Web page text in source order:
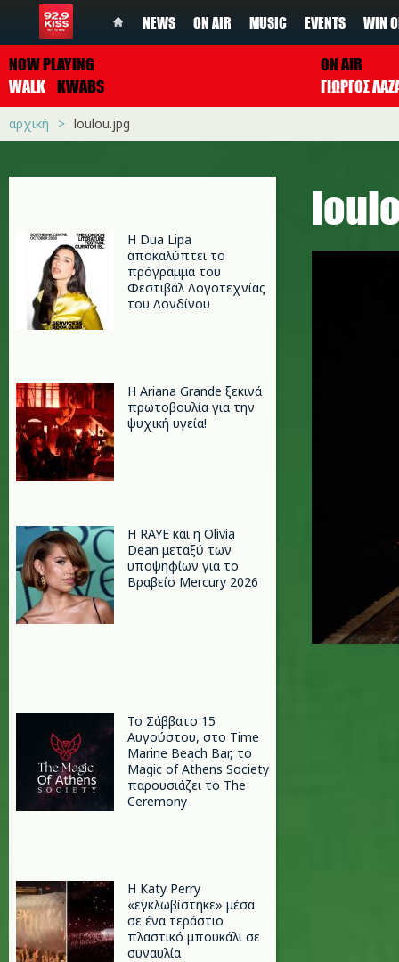
NEWS ON AIR MUSIC EVENTS WIN
NOW PLAYING
WALK KWABS
ON AIR
ΓΙΩΡΓΟΣ
αρχική loulou.jpg
Η Dua Lipa
αποκαλύπτει το
πρόγραμμα του
Φεστιβάλ Λογοτεχνίας
του Λονδίνου
Η Ariana Grande ξεκινά
πρωτοβουλία για την
ψυχική υγεία!
Η RAYE και η Olivia
Dean μεταξύ των
υποψηφίων για το
Βραβείο Mercury 2026
Το Σάββατο 15
Αυγούστου, στο Time
Marine Beach Bar, το
Magic of Athens Society
παρουσιάζει το The
Ceremony
H Katy Perry
«εγκλωβίστηκε» μέσα
σε ένα τεράστιο
πλαστικό μπουκάλι σε
συναυλία